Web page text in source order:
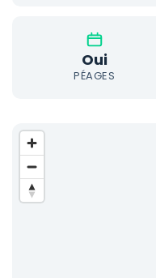
Oui
PÉAGES